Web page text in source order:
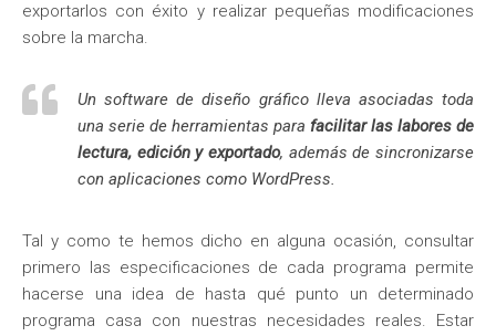
exportarlos con éxito y realizar pequeñas modificaciones
sobre la marcha.
Un software de diseño gráfico lleva asociadas toda
una serie de herramientas para facilitar las labores de
lectura, edición y exportado, además de sincronizarse
con aplicaciones como WordPress.
Tal y como te hemos dicho en alguna ocasión, consultar
primero las especificaciones de cada programa permite
hacerse una idea de hasta qué punto un determinado
programa casa con nuestras necesidades reales. Estar